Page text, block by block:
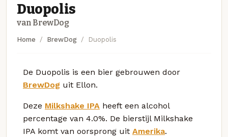
Duopolis
van BrewDog
Home BrewDog Duopolis
De Duopolis is een bier gebrouwen door
BrewDog uit Ellon.
Deze Milkshake IPA heeft een alcohol
percentage van 4.0%. De bierstijl Milkshake
IPA komt van oorsprong uit Amerika.